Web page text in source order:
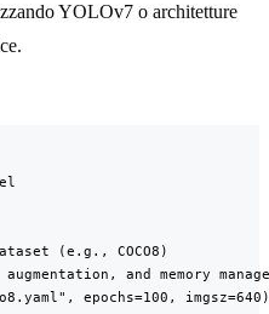
YOLOv7 o architetture
(e.g., COCO8)
and memory
epochs=100, imgsz=640)